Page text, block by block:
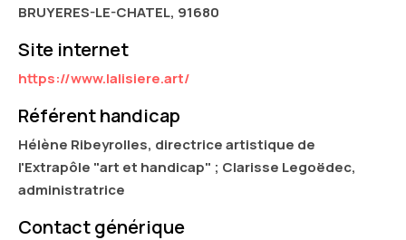
BRUYERES-LE-CHATEL, 91680
Site internet
https://www.lalisiere.art/
Référent handicap
Hélène Ribeyrolles, directrice artistique de
l'Extrapôle "art et handicap" ; Clarisse Legoëdec,
administratrice
Contact générique